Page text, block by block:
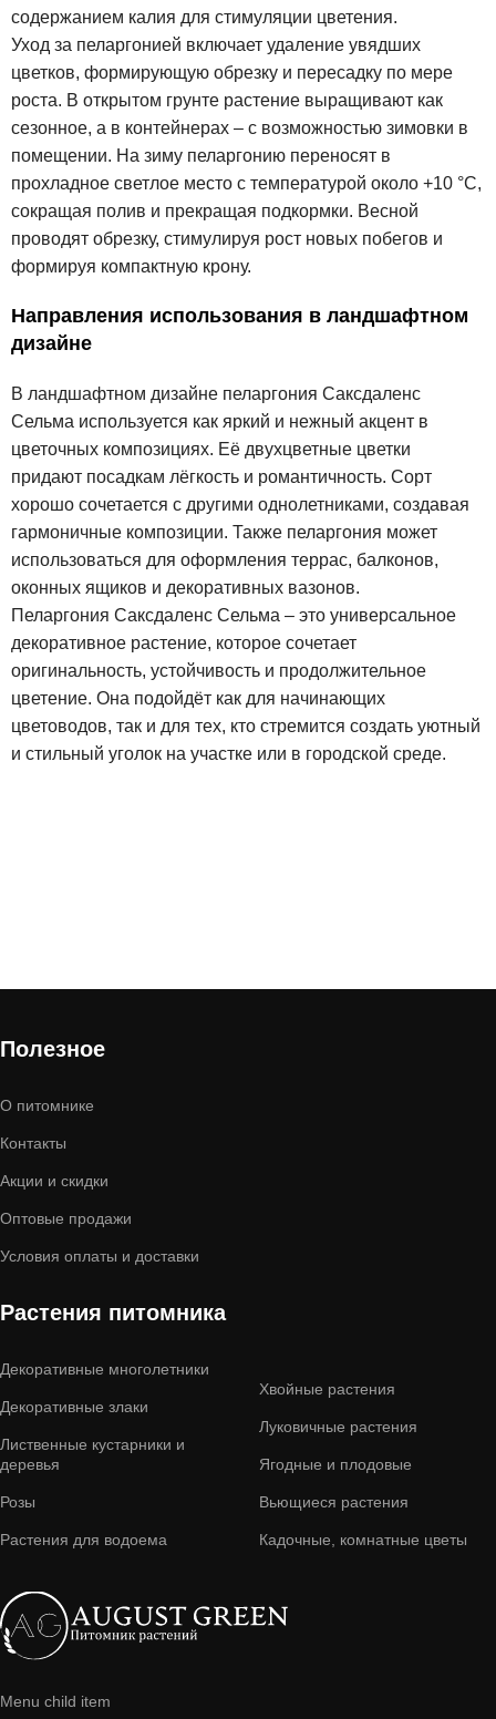
содержанием калия для стимуляции цветения.
Уход за пеларгонией включает удаление увядших
цветков, формирующую обрезку и пересадку по мере
роста. В открытом грунте растение выращивают как
сезонное, а в контейнерах – с возможностью зимовки в
помещении. На зиму пеларгонию переносят в
прохладное светлое место с температурой около +10 °C,
сокращая полив и прекращая подкормки. Весной
проводят обрезку, стимулируя рост новых побегов и
формируя компактную крону.
Направления использования в ландшафтном
дизайне
В ландшафтном дизайне пеларгония Саксдаленс
Сельма используется как яркий и нежный акцент в
цветочных композициях. Её двухцветные цветки
придают посадкам лёгкость и романтичность. Сорт
хорошо сочетается с другими однолетниками, создавая
гармоничные композиции. Также пеларгония может
использоваться для оформления террас, балконов,
оконных ящиков и декоративных вазонов.
Пеларгония Саксдаленс Сельма – это универсальное
декоративное растение, которое сочетает
оригинальность, устойчивость и продолжительное
цветение. Она подойдёт как для начинающих
цветоводов, так и для тех, кто стремится создать уютный
и стильный уголок на участке или в городской среде.
Полезное
О питомнике
Контакты
Акции и скидки
Оптовые продажи
Условия оплаты и доставки
Растения питомника
Декоративные многолетники
Декоративные злаки
Лиственные кустарники и
деревья
Розы
Растения для водоема
Хвойные растения
Луковичные растения
Ягодные и плодовые
Вьющиеся растения
Кадочные, комнатные цветы
Menu child item